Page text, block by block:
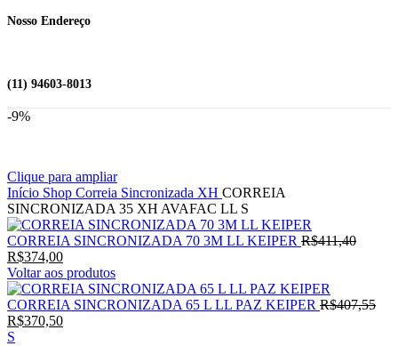
Nosso Endereço
(11) 94603-8013
-9%
Clique para ampliar
Início Shop Correia Sincronizada XH CORREIA
SINCRONIZADA 35 XH AVAFAC LL S
CORREIA SINCRONIZADA 70 3M LL KEIPER R$411,40O
R$374,00O
preço
atual
é:
R$374,00.
Voltar aos produtos
CORREIA SINCRONIZADA 65 L LL PAZ KEIPER R$407,55O
R$370,50O
S